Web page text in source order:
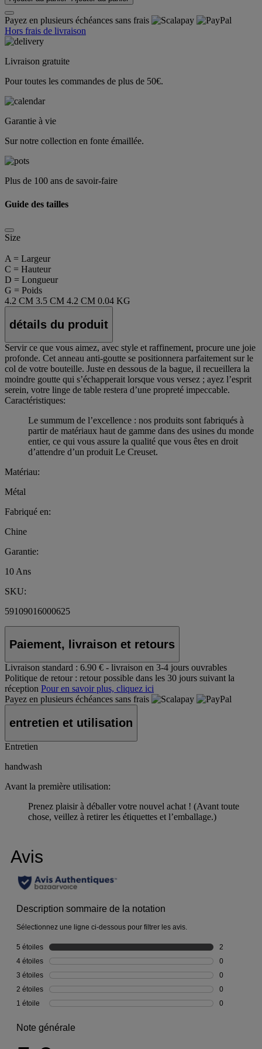
Payez en plusieurs échéances sans frais
Hors frais de livraison
Livraison gratuite
Pour toutes les commandes de plus de 50€.
Garantie à vie
Sur notre collection en fonte émaillée.
Plus de 100 ans de savoir-faire
Guide des tailles
Size
A = Largeur
C = Hauteur
D = Longueur
G = Poids
4.2 CM 3.5 CM 4.2 CM 0.04 KG
détails du produit
Servir ce que vous aimez, avec style et raffinement, procure une joie
profonde. Cet anneau anti-goutte se positionnera parfaitement sur le
col de votre bouteille. Juste en dessous de la bague, il recueillera la
moindre goutte qui s’échapperait lorsque vous versez ; ayez l’esprit
serein, votre linge de table restera d’une propreté impeccable.
Caractéristiques:
Le summum de l’excellence : nos produits sont fabriqués à
partir de matériaux haut de gamme dans des usines du monde
entier, ce qui vous assure la qualité que vous êtes en droit
d’attendre d’un produit Le Creuset.
Matériau:
Métal
Fabriqué en:
Chine
Garantie:
10 Ans
SKU:
59109016000625
Paiement, livraison et retours
Livraison standard : 6.90 € - livraison en 3-4 jours ouvrables
Politique de retour : retour possible dans les 30 jours suivant la
réception Pour en savoir plus, cliquez ici
Payez en plusieurs échéances sans frais
entretien et utilisation
Entretien
handwash
Avant la première utilisation:
Prenez plaisir à déballer votre nouvel achat ! (Avant toute
chose, veillez à retirer les étiquettes et l’emballage.)